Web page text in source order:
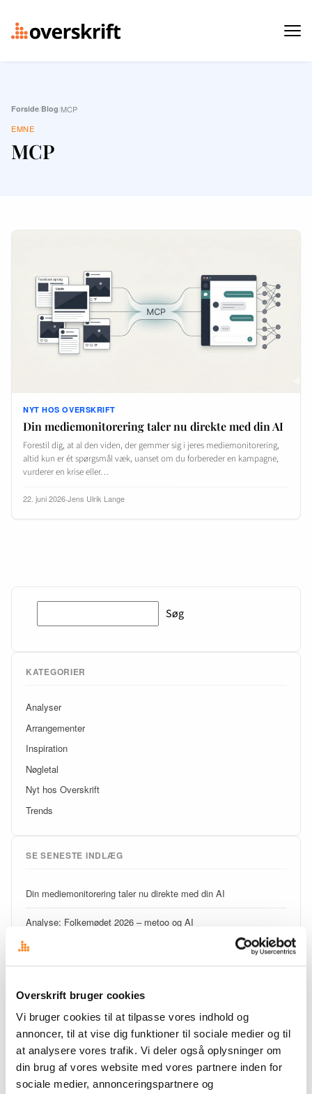
Overskrift bruger cookies
Vi bruger cookies til at tilpasse vores indhold og
annoncer, til at vise dig funktioner til sociale medier og til
at analysere vores trafik. Vi deler også oplysninger om
din brug af vores website med vores partnere inden for
sociale medier, annonceringspartnere og
Forside/Blog/MCP
EMNE
MCP
NYT HOS OVERSKRIFT
Din mediemonitorering taler nu direkte med din AI
Forestil dig, at al den viden, der gemmer sig i jeres mediemonitorering,
altid kun er ét spørgsmål væk, uanset om du forbereder en kampagne,
vurderer en krise eller…
22. juni 2026·Jens Ulrik Lange
Søg
KATEGORIER
Analyser
Arrangementer
Inspiration
Nøgletal
Nyt hos Overskrift
Trends
SE SENESTE INDLÆG
Din mediemonitorering taler nu direkte med din AI
Analyse: Folkemødet 2026 – metoo og AI
Disse temaer kommer til at dominere Folkemødet 2026
Signal eller støj – begynderguide til medieovervågning
Det fragmenterede mediebillede udfordrer kommunikatørens
overblik